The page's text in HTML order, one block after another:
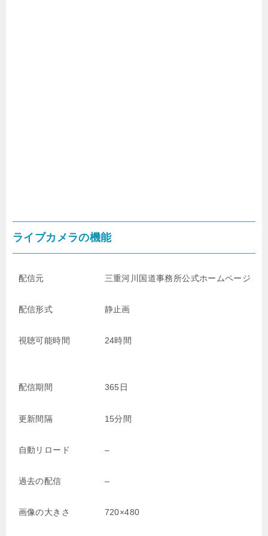
ライブカメラの機能
配信元 三重河川国道事務所公式ホームページ
配信形式 静止画
視聴可能時間 24時間
配信期間 365日
更新間隔 15分間
自動リロード –
過去の配信 –
画像の大きさ 720×480